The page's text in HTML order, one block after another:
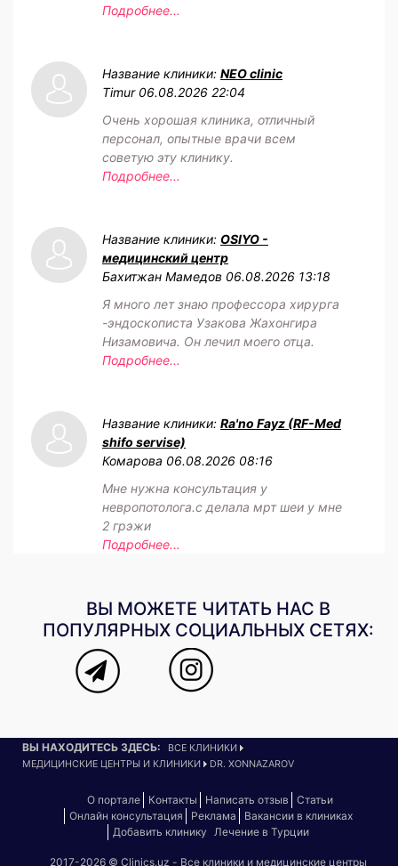
Подробнее...
Название клиники: NEO clinic
Timur 06.08.2026 22:04
Очень хорошая клиника, отличный
персонал, опытные врачи всем
советую эту клинику.
Подробнее...
Название клиники: OSIYO -
медицинский центр
Бахитжан Мамедов 06.08.2026 13:18
Я много лет знаю профессора хирурга
-эндоскописта Узакова Жахонгира
Низамовича. Он лечил моего отца.
Подробнее...
Название клиники: Ra'no Fayz (RF-Med
shifo servise)
Комарова 06.08.2026 08:16
Мне нужна консультация у
невропотолога.с делала мрт шеи у мне
2 грэжи
Подробнее...
ВЫ МОЖЕТЕ ЧИТАТЬ НАС В
ПОПУЛЯРНЫХ СОЦИАЛЬНЫХ СЕТЯХ:
ВЫ НАХОДИТЕСЬ ЗДЕСЬ:
ВСЕ КЛИНИКИ
МЕДИЦИНСКИЕ ЦЕНТРЫ И КЛИНИКИ
DR. XONNAZAROV
О портале Контакты Написать отзыв
Статьи
Онлайн консультация
Реклама
Вакансии в клиниках
Добавить клинику
Лечение в Турции
2017-2026 © Clinics.uz - Все клиники и медицинские центры